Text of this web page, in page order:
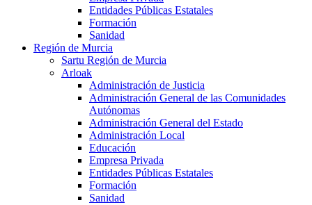
Entidades Públicas Estatales
Formación
Sanidad
Región de Murcia
Sartu Región de Murcia
Arloak
Administración de Justicia
Administración General de las Comunidades
Autónomas
Administración General del Estado
Administración Local
Educación
Empresa Privada
Entidades Públicas Estatales
Formación
Sanidad